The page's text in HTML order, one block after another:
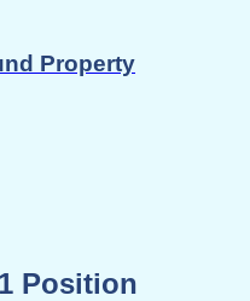
Property
Position